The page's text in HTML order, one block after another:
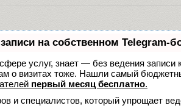
на собственном Telegram-
услуг, знает — без ведения
о визитах тоже. Нашли самый
первый месяц бесплатно.
и специалистов, который упрощает